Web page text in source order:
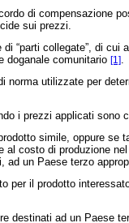
di compensazione
sui prezzi.
“parti collegate”, di cui
doganale comunitario [1].
utilizzate per
i prezzi applicati sono
simile, oppure se
costo di produzione
un Paese terzo
per il prodotto
ad un Paese